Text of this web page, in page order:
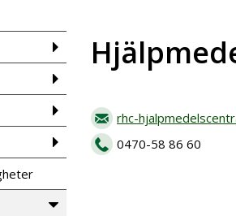
rhc-
0470-58 86 60